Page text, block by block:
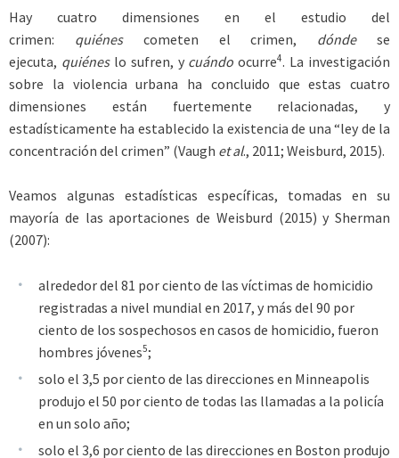
Hay cuatro dimensiones en el estudio del
crimen: quiénescometen el crimen, dóndese
ejecuta, quiéneslo sufren, y cuándo ocurre4. La investigación
sobre la violencia urbana ha concluido que estas cuatro
dimensiones están fuertemente relacionadas, y
estadísticamente ha establecido la existencia de una “ley de la
concentración del crimen” (Vaugh et al., 2011; Weisburd, 2015).
Veamos algunas estadísticas específicas, tomadas en su
mayoría de las aportaciones de Weisburd (2015) y Sherman
(2007):
alrededor del 81 por ciento de las víctimas de homicidio
registradas a nivel mundial en 2017, y más del 90 por
ciento de los sospechosos en casos de homicidio, fueron
hombres jóvenes5;
solo el 3,5 por ciento de las direcciones en Minneapolis
produjo el 50 por ciento de todas las llamadas a la policía
en un solo año;
solo el 3,6 por ciento de las direcciones en Boston produjo